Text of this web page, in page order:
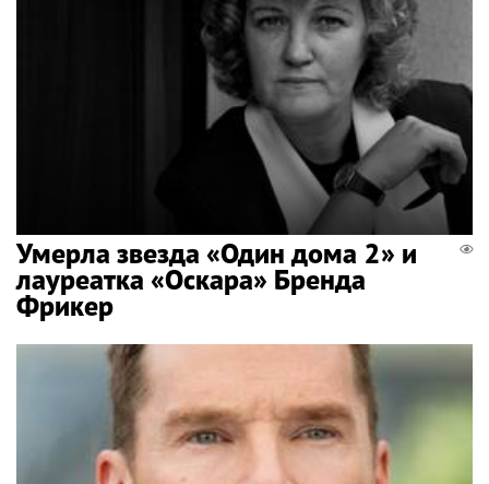
Умерла звезда «Один дома 2» и
лауреатка «Оскара» Бренда
Фрикер